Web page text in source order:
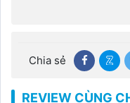
Chia sẻ
REVIEW CÙNG